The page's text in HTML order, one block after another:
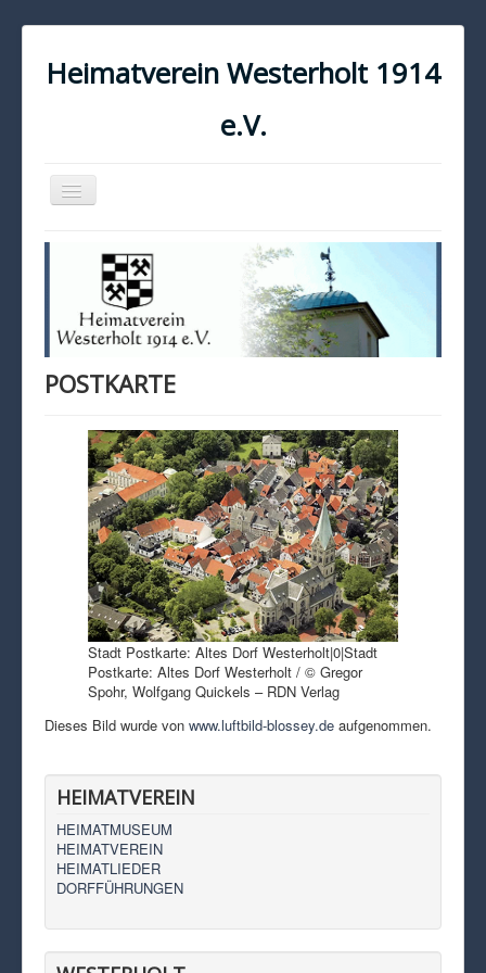
Heimatverein Westerholt 1914
e.V.
Navigation
an/aus
KONTAKT
IMPRESSUM
DATENSCHUTZ
POSTKARTE
Stadt Postkarte: Altes Dorf Westerholt|0|Stadt
Postkarte: Altes Dorf Westerholt / © Gregor
Spohr, Wolfgang Quickels – RDN Verlag
Dieses Bild wurde von www.luftbild-blossey.de aufgenommen.
HEIMATVEREIN
HEIMATMUSEUM
HEIMATVEREIN
HEIMATLIEDER
DORFFÜHRUNGEN